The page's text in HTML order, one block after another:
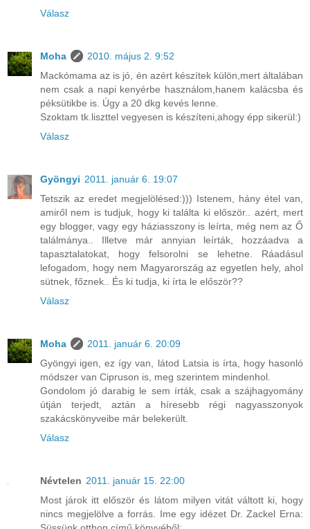
Válasz
Moha
2010. május 2. 9:52
Mackómama az is jó, én azért készítek külön,mert általában
nem csak a napi kenyérbe használom,hanem kalácsba és
péksütikbe is. Úgy a 20 dkg kevés lenne.
Szoktam tk.liszttel vegyesen is készíteni,ahogy épp sikerül:)
Válasz
Gyöngyi 2011. január 6. 19:07
Tetszik az eredet megjelölésed:))) Istenem, hány étel van,
amiről nem is tudjuk, hogy ki találta ki először.. azért, mert
egy blogger, vagy egy háziasszony is leírta, még nem az Ő
találmánya.. Illetve már annyian leírták, hozzáadva a
tapasztalatokat, hogy felsorolni se lehetne. Ráadásul
lefogadom, hogy nem Magyarország az egyetlen hely, ahol
sütnek, főznek.. És ki tudja, ki írta le először??
Válasz
Moha
2011. január 6. 20:09
Gyöngyi igen, ez így van, látod Latsia is írta, hogy hasonló
módszer van Cipruson is, meg szerintem mindenhol.
Gondolom jó darabig le sem írták, csak a szájhagyomány
útján terjedt, aztán a híresebb régi nagyasszonyok
szakácskönyveibe már belekerült.
Válasz
Névtelen 2011. január 15. 22:00
Most járok itt először és látom milyen vitát váltott ki, hogy
nincs megjelölve a forrás. Ime egy idézet Dr. Zackel Erna: